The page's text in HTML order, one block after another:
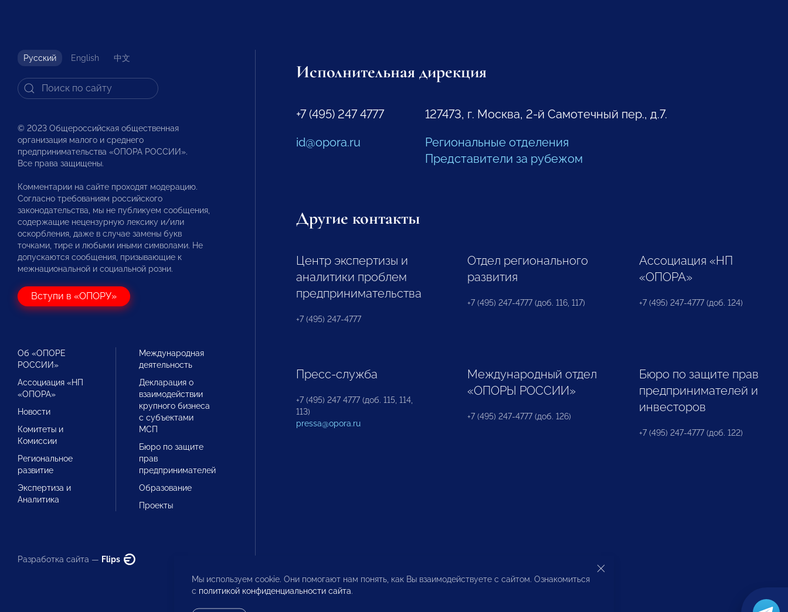
Русский English 中文
© 2023 Общероссийская общественная
организация малого и среднего
предпринимательства «ОПОРА РОССИИ».
Все права защищены.
Комментарии на сайте проходят модерацию.
Согласно требованиям российского
законодательства, мы не публикуем сообщения,
содержащие нецензурную лексику и/или
оскорбления, даже в случае замены букв
точками, тире и любыми иными символами. Не
допускаются сообщения, призывающие к
межнациональной и социальной розни.
Вступи в «ОПОРУ»
Об «ОПОРЕ
РОССИИ»
Ассоциация «НП
«ОПОРА»
Новости
Комитеты и
Комиссии
Региональное
развитие
Экспертиза и
Аналитика
Международная
деятельность
Декларация о
взаимодействии
крупного бизнеса
с субъектами
МСП
Бюро по защите
прав
предпринимателей
Образование
Проекты
Разработка сайта — Flips
Исполнительная дирекция
+7 (495) 247 4777
id@opora.ru
127473, г. Москва, 2-й Самотечный пер., д.7.
Региональные отделения
Представители за рубежом
Другие контакты
Центр экспертизы и
аналитики проблем
предпринимательства
+7 (495) 247-4777
Отдел регионального
развития
+7 (495) 247-4777 (доб. 116, 117)
Ассоциация «НП
«ОПОРА»
+7 (495) 247-4777 (доб. 124)
Пресс-служба
+7 (495) 247 4777 (доб. 115, 114,
113)
pressa@opora.ru
Международный отдел
«ОПОРЫ РОССИИ»
+7 (495) 247-4777 (доб. 126)
Бюро по защите прав
предпринимателей и
инвесторов
+7 (495) 247-4777 (доб. 122)
Мы используем cookie. Они помогают нам понять, как Вы взаимодействуете с сайтом. Ознакомиться
с политикой конфиденциальности сайта.